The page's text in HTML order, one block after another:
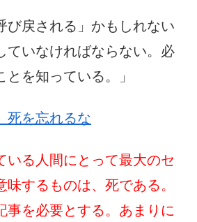
び戻される」かもしれない
ていなければならない。必
を知っている。」
死を忘れるな
いる人間にとって最大のセ
味するものは、死である。
事を必要とする。あまりに